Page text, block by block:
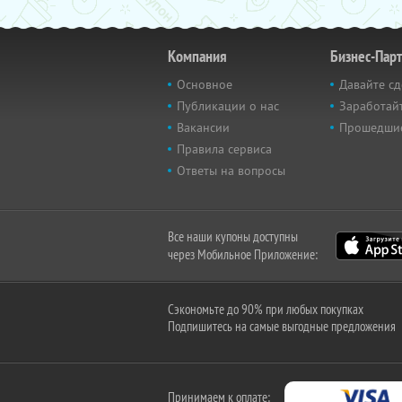
Компания
Основное
Публикации о нас
Вакансии
Правила сервиса
Ответы на вопросы
Бизнес-
Давайте
Все наши купоны доступны
через Мобильное Приложение:
Сэкономьте до 90% при любых покупках
Подпишитесь на самые выгодные предложения
Принимаем к оплате: